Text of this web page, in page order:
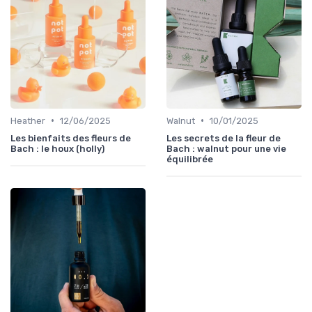
Heather • 12/06/2025
Les bienfaits des fleurs de
Bach : le houx (holly)
Walnut • 10/01/2025
Les secrets de la fleur de
Bach : walnut pour une vie
équilibrée